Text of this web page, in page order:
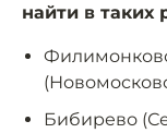
найти в таких
Бибирево